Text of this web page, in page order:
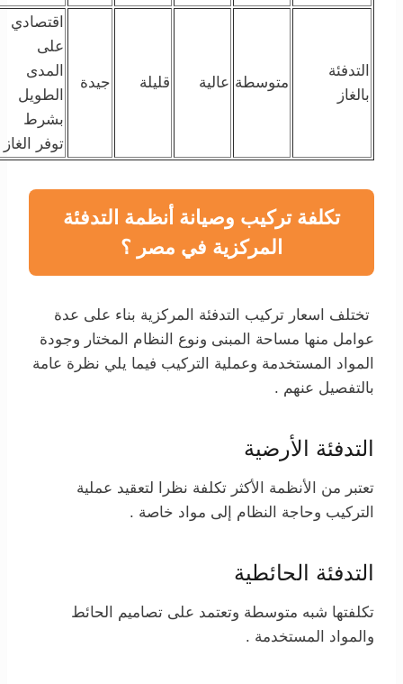
التدفئة
بالغاز
متوسطة عالية قليلة جيدة
اقتصادي
على
المدى
الطويل
بشرط
توفر الغاز
تكلفة تركيب وصيانة أنظمة التدفئة
المركزية في مصر ؟
تختلف اسعار تركيب التدفئة المركزية بناء على عدة
عوامل منها مساحة المبنى ونوع النظام المختار وجودة
المواد المستخدمة وعملية التركيب فيما يلي نظرة عامة
بالتفصيل عنهم .
التدفئة الأرضية
تعتبر من الأنظمة الأكثر تكلفة نظرا لتعقيد عملية
التركيب وحاجة النظام إلى مواد خاصة .
التدفئة الحائطية
تكلفتها شبه متوسطة وتعتمد على تصاميم الحائط
والمواد المستخدمة .